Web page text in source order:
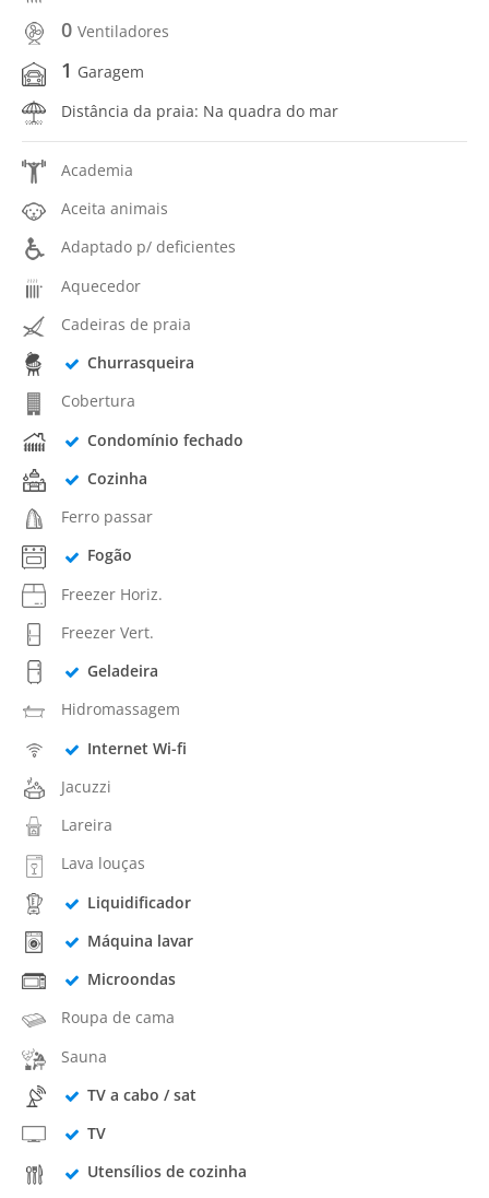
0 Ventiladores
1 Garagem
Distância da praia: Na quadra do mar
Academia
Aceita animais
Adaptado p/ deficientes
Aquecedor
Cadeiras de praia
Churrasqueira
Cobertura
Condomínio fechado
Cozinha
Ferro passar
Fogão
Freezer Horiz.
Freezer Vert.
Geladeira
Hidromassagem
Internet Wi-fi
Jacuzzi
Lareira
Lava louças
Liquidificador
Máquina lavar
Microondas
Roupa de cama
Sauna
TV a cabo / sat
TV
Utensílios de cozinha